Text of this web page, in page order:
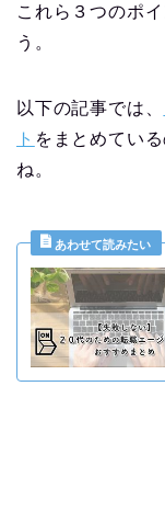
これら３つのポ
う。
以下の記事では、
ト をまとめてい
ね。